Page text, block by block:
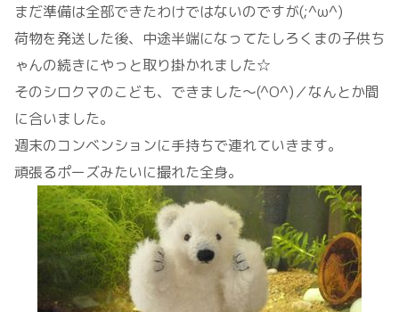
まだ準備は全部できたわけではないのですが(;^ω^)
荷物を発送した後、中途半端になってたしろくまの子供ち
ゃんの続きにやっと取り掛かれました☆
そのシロクマのこども、できました～(^O^)／なんとか間
に合いました。
週末のコンベンションに手持ちで連れていきます。
頑張るポーズみたいに撮れた全身。